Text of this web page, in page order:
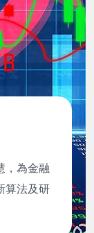
，為金融
算法及研